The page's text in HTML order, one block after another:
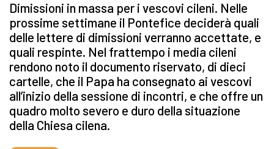
Dimissioni in massa per i vescovi cileni. Nelle
prossime settimane il Pontefice deciderà quali
delle lettere di dimissioni verranno accettate, e
quali respinte. Nel frattempo i media cileni
rendono noto il documento riservato, di dieci
cartelle, che il Papa ha consegnato ai vescovi
all’inizio della sessione di incontri, e che offre un
quadro molto severo e duro della situazione
della Chiesa cilena.